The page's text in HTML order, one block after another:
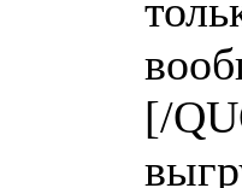
[/